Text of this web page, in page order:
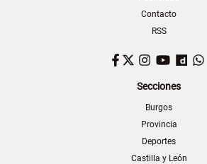
Contacto
RSS
Facebook
TwitterInstagram
Secciones
Burgos
Provincia
Deportes
Castilla y León